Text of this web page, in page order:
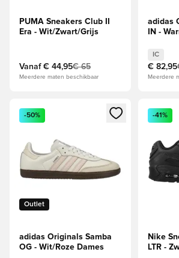
PUMA Sneakers Club II
Era - Wit/Zwart/Grijs
Vanaf € 44,95€ 65
Meerdere maten beschikbaar
adidas
IN -
IC
€ 82,95
Meerdere
Opent een venster om in te loggen of
Outlet
-50%
adidas Originals Samba
OG - Wit/Roze Dames
Opent
-41%
Nike
LTR -